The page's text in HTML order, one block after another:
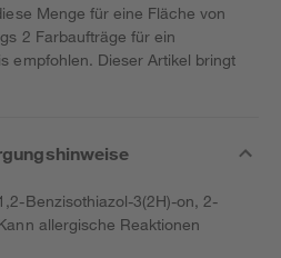
Menge für eine Fläche von
2 Farbaufträge für ein
empfohlen. Dieser Artikel bringt
Benzisothiazol-3(2H)-on, 2-
allergische Reaktionen